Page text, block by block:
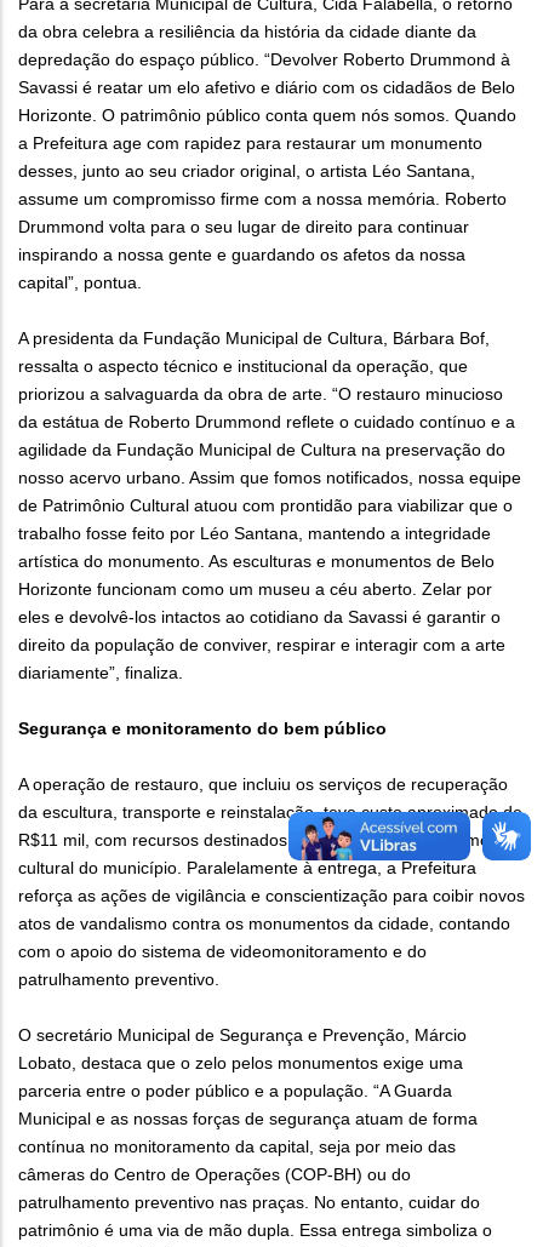
Para a secretária Municipal de Cultura, Cida Falabella, o retorno
da obra celebra a resiliência da história da cidade diante da
depredação do espaço público. “Devolver Roberto Drummond à
Savassi é reatar um elo afetivo e diário com os cidadãos de Belo
Horizonte. O patrimônio público conta quem nós somos. Quando
a Prefeitura age com rapidez para restaurar um monumento
desses, junto ao seu criador original, o artista Léo Santana,
assume um compromisso firme com a nossa memória. Roberto
Drummond volta para o seu lugar de direito para continuar
inspirando a nossa gente e guardando os afetos da nossa
capital”, pontua.
A presidenta da Fundação Municipal de Cultura, Bárbara Bof,
ressalta o aspecto técnico e institucional da operação, que
priorizou a salvaguarda da obra de arte. “O restauro minucioso
da estátua de Roberto Drummond reflete o cuidado contínuo e a
agilidade da Fundação Municipal de Cultura na preservação do
nosso acervo urbano. Assim que fomos notificados, nossa equipe
de Patrimônio Cultural atuou com prontidão para viabilizar que o
trabalho fosse feito por Léo Santana, mantendo a integridade
artística do monumento. As esculturas e monumentos de Belo
Horizonte funcionam como um museu a céu aberto. Zelar por
eles e devolvê-los intactos ao cotidiano da Savassi é garantir o
direito da população de conviver, respirar e interagir com a arte
diariamente”, finaliza.
Segurança e monitoramento do bem público
A operação de restauro, que incluiu os serviços de recuperação
da escultura, transporte e reinstalação, teve custo aproximado de
R$11 mil, com recursos destinados à preservação do patrimônio
cultural do município. Paralelamente à entrega, a Prefeitura
reforça as ações de vigilância e conscientização para coibir novos
atos de vandalismo contra os monumentos da cidade, contando
com o apoio do sistema de videomonitoramento e do
patrulhamento preventivo.
O secretário Municipal de Segurança e Prevenção, Márcio
Lobato, destaca que o zelo pelos monumentos exige uma
parceria entre o poder público e a população. “A Guarda
Municipal e as nossas forças de segurança atuam de forma
contínua no monitoramento da capital, seja por meio das
câmeras do Centro de Operações (COP-BH) ou do
patrulhamento preventivo nas praças. No entanto, cuidar do
patrimônio é uma via de mão dupla. Essa entrega simboliza o